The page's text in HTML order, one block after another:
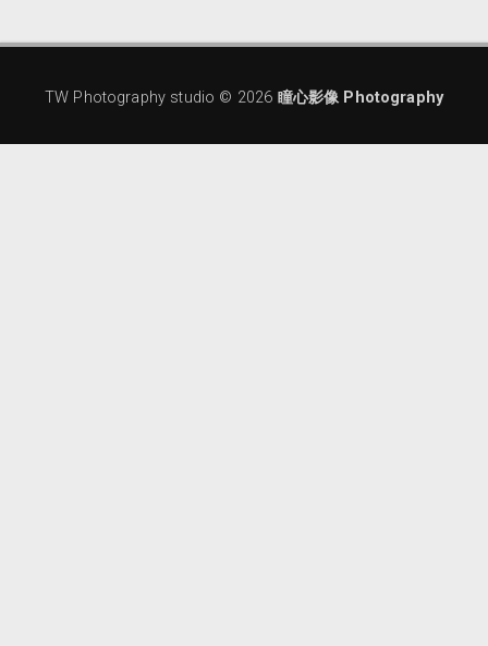
TW Photography studio © 2026 瞳心影像 Photography